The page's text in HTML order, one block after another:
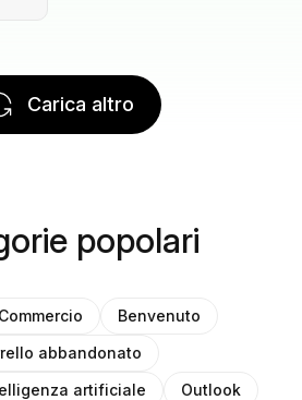
Carica altro
popolari
Commercio
Benvenuto
abbandonato
artificiale
Outlook